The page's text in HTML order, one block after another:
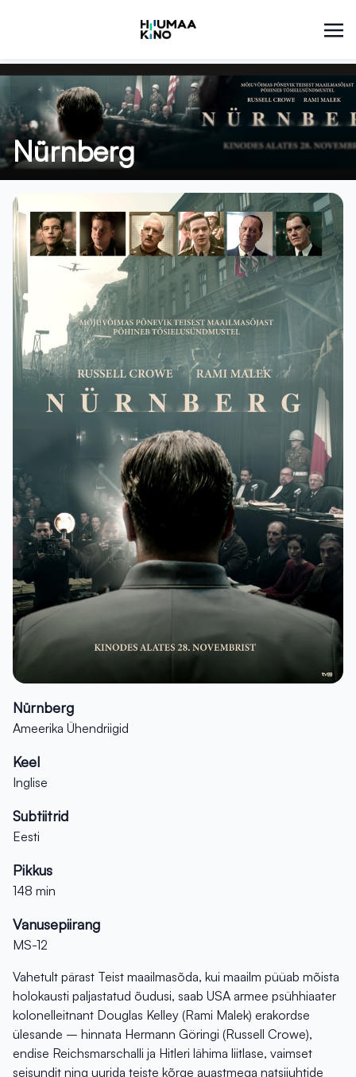
Nürnberg
Nürnberg
Ameerika Ühendriigid
Keel
Inglise
Subtiitrid
Eesti
Pikkus
148 min
Vanusepiirang
MS-12
Vahetult pärast Teist maailmasõda, kui maailm püüab mõista
holokausti paljastatud õudusi, saab USA armee psühhiaater
kolonelleitnant Douglas Kelley (Rami Malek) erakordse
ülesande – hinnata Hermann Göringi (Russell Crowe),
endise Reichsmarschalli ja Hitleri lähima liitlase, vaimset
seisundit ning uurida teiste kõrge auastmega natsijuhtide